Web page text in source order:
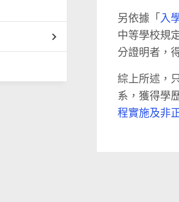
另依據「 入
中等學校規
分證明者，
綜上所述，
系，獲得學
程實施及非